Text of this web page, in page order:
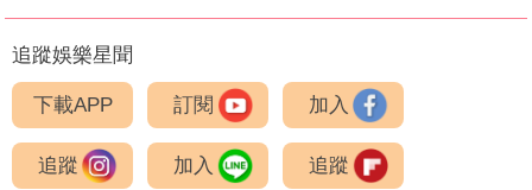
追蹤娛樂星聞
下載APP 訂閱 加入
追蹤 加入 追蹤